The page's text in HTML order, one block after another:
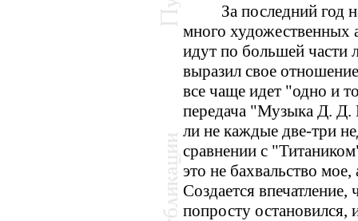
За последний год
много художественных
идут по большей
выразил свое
все чаще идет "одно и
передача "Музыка Д. Д.
ли не каждые две-три
сравнении с
это не бахвальство
Создается
попросту остановился,